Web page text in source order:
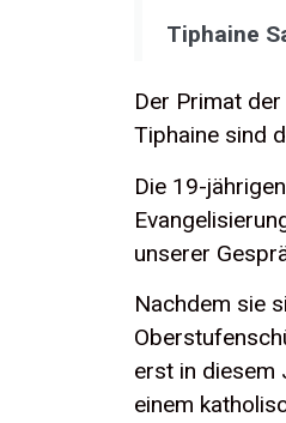
Tiphaine
Der Primat
Tiphaine sind
Die 19-
unserer
Nachdem sie
erst in diesem
einem